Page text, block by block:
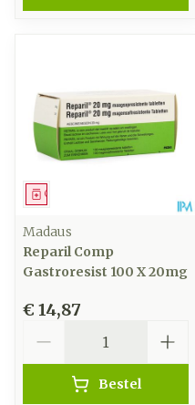
Geneesmiddel
Madaus
Reparil Comp
Gastroresist 100 X 20mg
€ 14,87
Bestel